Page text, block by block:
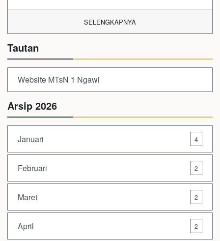
SELENGKAPNYA
Tautan
Website MTsN 1 Ngawi
Arsip 2026
Januari 4
Februari 2
Maret 2
April 2